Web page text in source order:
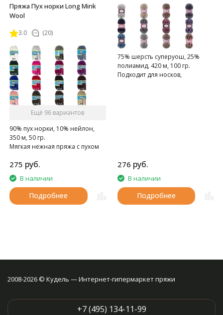
Пряжа Пух норки Long Mink
Wool
3.0 (20)
Ещё 96 вариантов
90% пух норки, 10% нейлон,
350 м, 50 гр.
Мягкая нежная пряжа с пухом
275 руб.
В наличии
Подробнее
75% шерсть суперуош, 25%
полиамид, 420 м, 100 гр.
Подходит для носков,
276 руб.
В наличии
Подробнее
2008-2026 © Кудель — Интернет-гипермаркет пряжи
+7 (495) 134-11-99